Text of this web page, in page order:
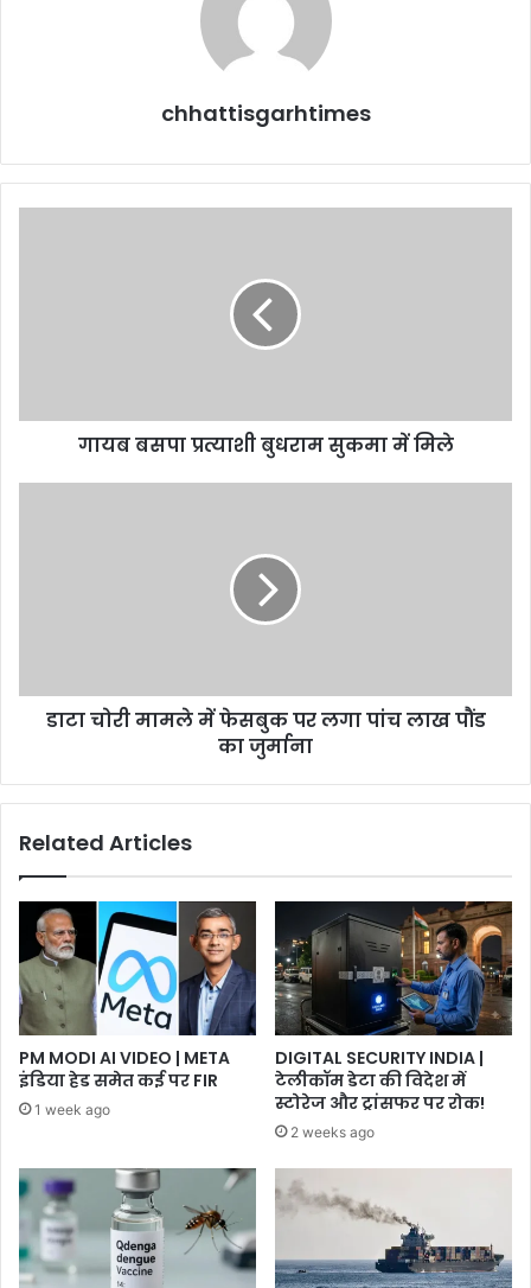
chhattisgarhtimes
गायब बसपा प्रत्याशी बुधराम सुकमा में मिले
लाख
डाटा चोरी मामले में फेसबुक पर लगा पांच लाख पौंड
का जुर्माना
Related Articles
PM MODI AI VIDEO | META
इंडिया हेड समेत कई पर FIR
1 week ago
DIGITAL SECURITY INDIA |
टेलीकॉम डेटा की विदेश में
स्टोरेज और ट्रांसफर पर रोक!
2 weeks ago